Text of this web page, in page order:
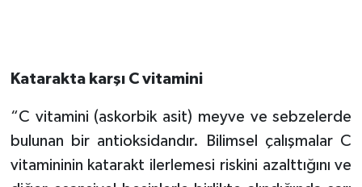
Katarakta karşı C vitamini
“C vitamini (askorbik asit) meyve ve sebzelerde
bulunan bir antioksidandır. Bilimsel çalışmalar C
vitamininin katarakt ilerlemesi riskini azalttığını ve